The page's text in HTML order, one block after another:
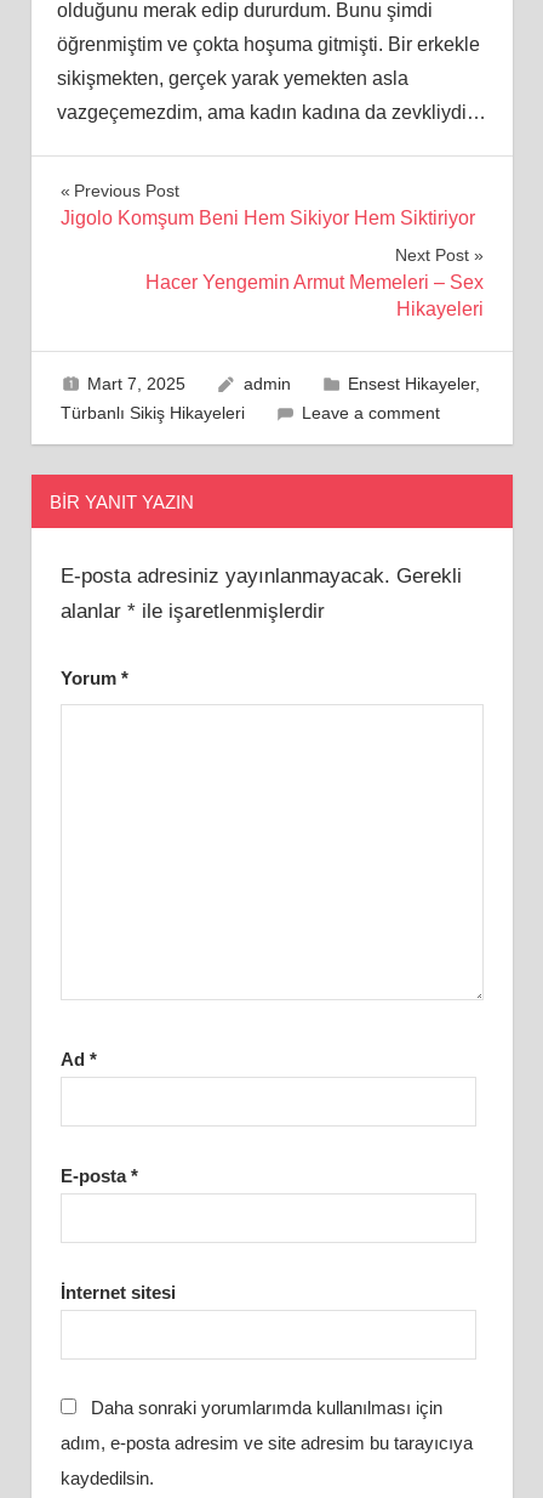
olduğunu merak edip dururdum. Bunu şimdi
öğrenmiştim ve çokta hoşuma gitmişti. Bir erkekle
sikişmekten, gerçek yarak yemekten asla
vazgeçemezdim, ama kadın kadına da zevkliydi…
Yazı
Previous Post
Jigolo Komşum Beni Hem Sikiyor Hem Siktiriyor
Next Post
Hacer Yengemin Armut Memeleri – Sex
Hikayeleri
Mart 7, 2025 admin Ensest Hikayeler,
Türbanlı Sikiş Hikayeleri
Leave a comment
BIR YANIT YAZIN
E-posta adresiniz yayınlanmayacak. Gerekli
alanlar *ile işaretlenmişlerdir
Yorum *
Ad *
E-posta*
İnternet sitesi
Daha sonraki yorumlarımda kullanılması için
adım, e-posta adresim ve site adresim bu tarayıcıya
kaydedilsin.